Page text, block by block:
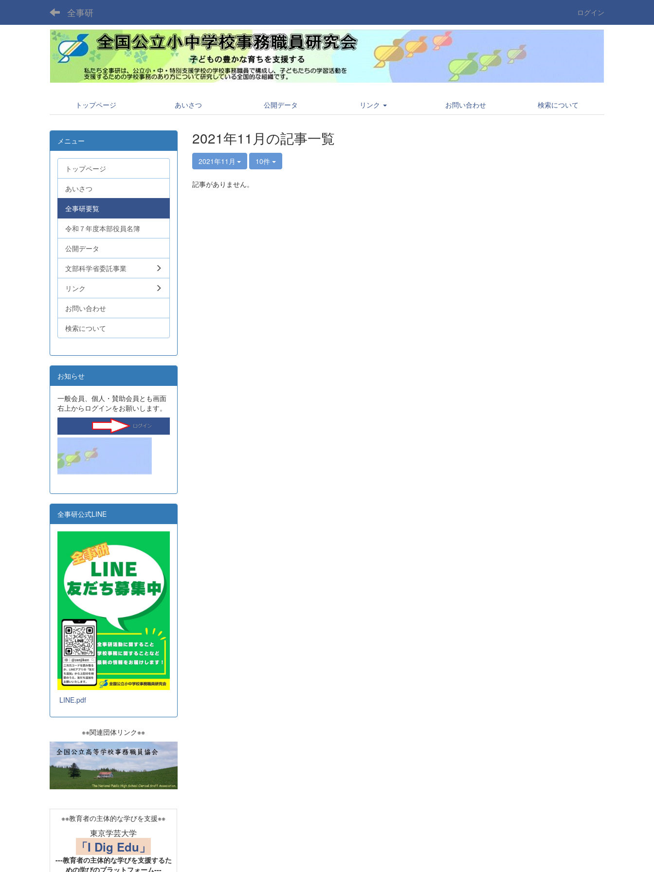
全事研 ログイン
トップページ あいさつ 公開データ リンク お問い合わせ 検索について
2021年11月の記事一覧
2021年11月 10件
記事がありません。
メニュー
トップページ
あいさつ
全事研要覧
令和７年度本部役員名簿
公開データ
文部科学省委託事業
リンク
お問い合わせ
検索について
お知らせ
一般会員、個人・賛助会員とも画面
右上からログインをお願いします。
全事研公式LINE
LINE.pdf
※※関連団体リンク※※
※※教育者の主体的な学びを支援※※
東京学芸大学
「I Dig Edu」
---教育者の主体的な学びを支援するた
めの学びのプラットフォーム---